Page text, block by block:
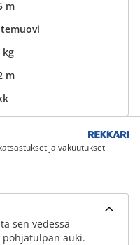
m
kg
m
ja vakuutukset
sen vedessä
auki.